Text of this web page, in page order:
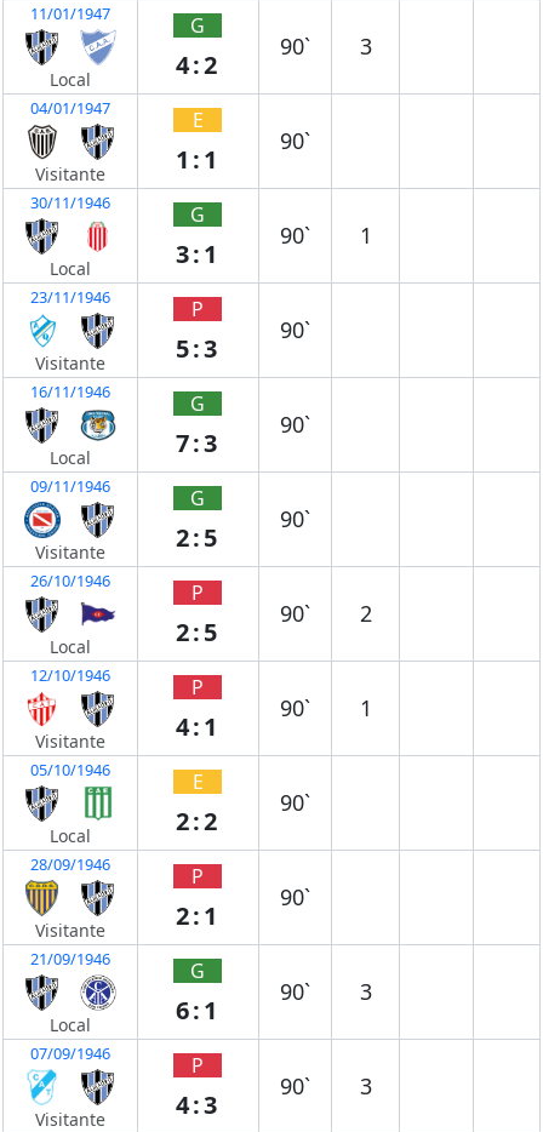
11/01/1947
Local
G
4:2
90` 3
04/01/1947
Visitante
E
1:1
90`
30/11/1946
Local
G
3:1
90` 1
23/11/1946
Visitante
P
5:3
90`
16/11/1946
Local
G
7:3
90`
09/11/1946
Visitante
G
2:5
90`
26/10/1946
Local
P
2:5
90` 2
12/10/1946
Visitante
P
4:1
90` 1
05/10/1946
Local
E
2:2
90`
28/09/1946
Visitante
P
2:1
90`
21/09/1946
Local
G
6:1
90` 3
07/09/1946
Visitante
P
4:3
90` 3